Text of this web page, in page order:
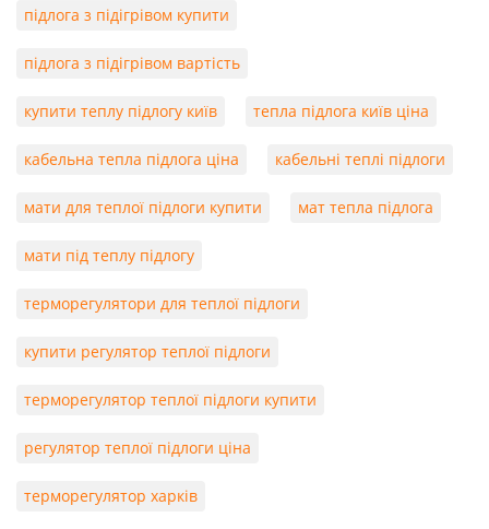
підлога з підігрівом купити
підлога з підігрівом вартість
купити теплу підлогу київ тепла підлога київ ціна
кабельна тепла підлога ціна кабельні теплі підлоги
мати для теплої підлоги купити мат тепла підлога
мати під теплу підлогу
терморегулятори для теплої підлоги
купити регулятор теплої підлоги
терморегулятор теплої підлоги купити
регулятор теплої підлоги ціна
терморегулятор харків